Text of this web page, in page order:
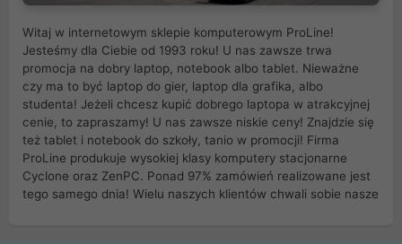
Witaj w internetowym sklepie komputerowym ProLine!
Jesteśmy dla Ciebie od 1993 roku! U nas zawsze trwa
promocja na dobry laptop, notebook albo tablet. Nieważne
czy ma to być laptop do gier, laptop dla grafika, albo
studenta! Jeżeli chcesz kupić dobrego laptopa w atrakcyjnej
cenie, to zapraszamy! U nas zawsze niskie ceny! Znajdzie się
też tablet i notebook do szkoły, tanio w promocji! Firma
ProLine produkuje wysokiej klasy komputery stacjonarne
Cyclone oraz ZenPC. Ponad 97% zamówień realizowane jest
tego samego dnia! Wielu naszych klientów chwali sobie nasze